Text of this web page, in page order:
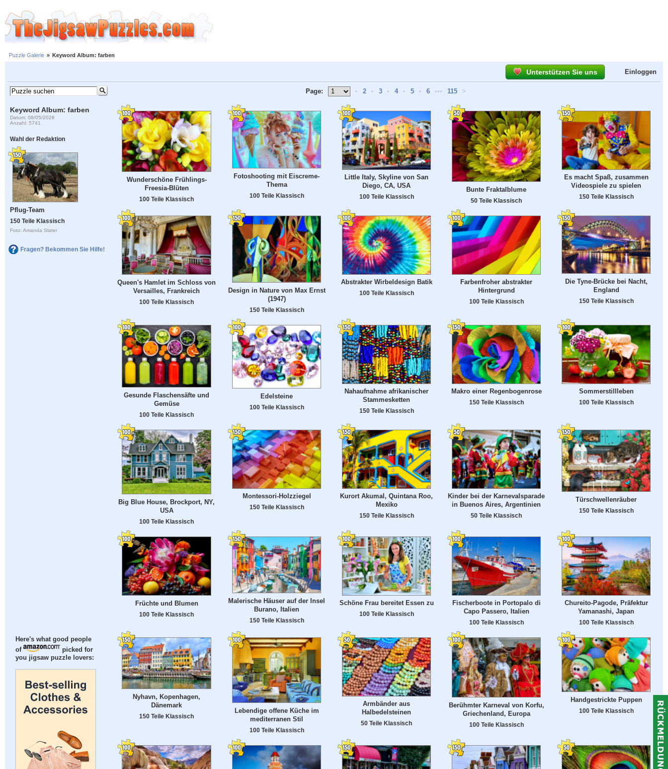
Puzzle Galerie » Keyword Album: farben
Unterstützen Sie uns Einloggen
Keyword Album: farben
Datum: 08/05/2026
Anzahl: 5741
Wahl der Redaktion
Pflug-Team
150 Teile Klassisch
Foto: Amanda Slater
Fragen? Bekommen Sie Hilfe!
Here's what good people
of
picked for
you jigsaw puzzle lovers:
Page: • 2 • 3 • 4 • 5 • 6 ••• 115 >
Wunderschöne Frühlings-
Freesia-Blüten
100 Teile Klassisch
Fotoshooting mit Eiscreme-
Thema
100 Teile Klassisch
Little Italy, Skyline von San
Diego, CA, USA
100 Teile Klassisch
Bunte Fraktalblume
50 Teile Klassisch
Es macht Spaß, zusammen
Videospiele zu spielen
150 Teile Klassisch
Queen's Hamlet im Schloss von
Versailles, Frankreich
100 Teile Klassisch
Design in Nature von Max Ernst
(1947)
150 Teile Klassisch
Abstrakter Wirbeldesign Batik
100 Teile Klassisch
Farbenfroher abstrakter
Hintergrund
100 Teile Klassisch
Die Tyne-Brücke bei Nacht,
England
150 Teile Klassisch
Gesunde Flaschensäfte und
Gemüse
100 Teile Klassisch
Edelsteine
100 Teile Klassisch
Nahaufnahme afrikanischer
Stammesketten
150 Teile Klassisch
Makro einer Regenbogenrose
150 Teile Klassisch
Sommerstillleben
100 Teile Klassisch
Big Blue House, Brockport, NY,
USA
100 Teile Klassisch
Montessori-Holzziegel
150 Teile Klassisch
Kurort Akumal, Quintana Roo,
Mexiko
150 Teile Klassisch
Kinder bei der Karnevalsparade
in Buenos Aires, Argentinien
50 Teile Klassisch
Türschwellenräuber
150 Teile Klassisch
Früchte und Blumen
100 Teile Klassisch
Malerische Häuser auf der Insel
Burano, Italien
150 Teile Klassisch
Schöne Frau bereitet Essen zu
100 Teile Klassisch
Fischerboote in Portopalo di
Capo Passero, Italien
100 Teile Klassisch
Chureito-Pagode, Präfektur
Yamanashi, Japan
100 Teile Klassisch
Nyhavn, Kopenhagen,
Dänemark
150 Teile Klassisch
Lebendige offene Küche im
mediterranen Stil
100 Teile Klassisch
Armbänder aus
Halbedelsteinen
50 Teile Klassisch
Berühmter Karneval von Korfu,
Griechenland, Europa
100 Teile Klassisch
Handgestrickte Puppen
100 Teile Klassisch